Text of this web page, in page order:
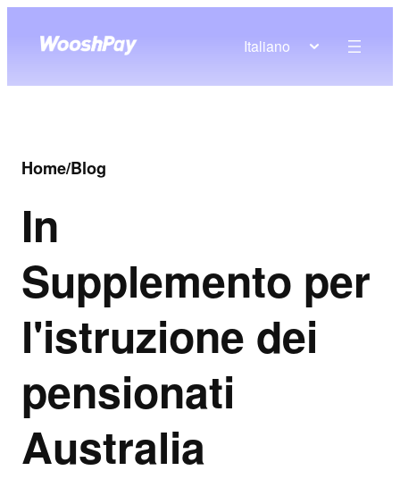
Italiano
Home/Blog
In
Supplemento per
l'istruzione dei
pensionati
Australia